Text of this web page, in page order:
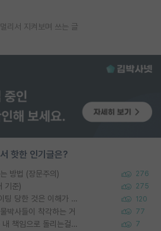
리서 지켜보며 쓰는 글
핫한 인기글은?
방법 (장문주의) 276
기준) 275
대학원생들 교수에게 가스라이팅 당한 것은 이해가 갑니다. 안타깝네요. 120
박사들이 착각하는 거 77
왜 후배가 못하는걸 교수님은 내 책임으로 돌리는걸까요? 7